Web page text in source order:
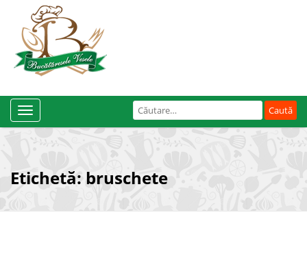
Caută
după:
Toggle
Navigation
Etichetă: bruschete